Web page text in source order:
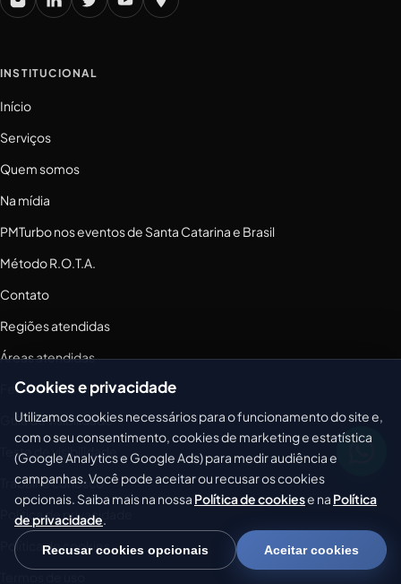
INSTITUCIONAL
Início
Serviços
Quem somos
Na mídia
PMTurbo nos eventos de Santa Catarina e Brasil
Método R.O.T.A.
Contato
Regiões atendidas
Áreas atendidas
Ferramentas
Guia de visibilidade
Teste de visibilidade
Trabalhe conosco
Política de privacidade
Política de cookies
Cookies e privacidade
Utilizamos cookies necessários para o funcionamento do site e,
com o seu consentimento, cookies de marketing e estatística
(Google Analytics e Google Ads) para medir audiência e
campanhas. Você pode aceitar ou recusar os cookies
opcionais. Saiba mais na nossa Política de cookiese na Política
de privacidade.
Recusar cookies opcionais Aceitar cookies